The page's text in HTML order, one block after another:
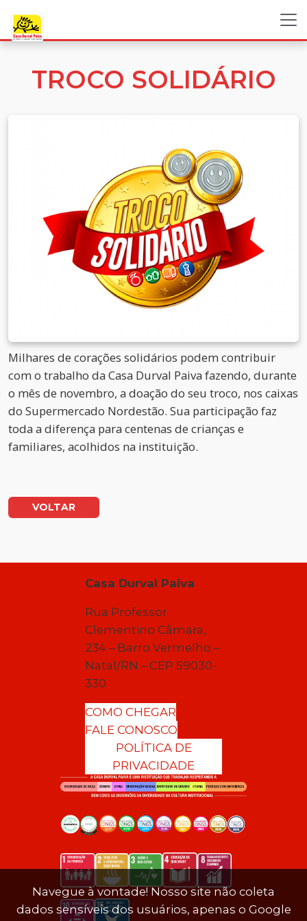
TROCO SOLIDÁRIO
Milhares de corações solidários podem contribuir
com o trabalho da Casa Durval Paiva fazendo, durante
o mês de novembro, a doação do seu troco, nos caixas
do Supermercado Nordestão. Sua participação faz
toda a diferença para centenas de crianças e
familiares, acolhidos na instituição.
VOLTAR
Casa Durval Paiva
Rua Professor
Clementino Câmara,
234 – Barro Vermelho –
Natal/RN – CEP 59030-
330
COMO CHEGAR
FALE CONOSCO
POLÍTICA DE
PRIVACIDADE
Navegue à vontade! Nosso site não coleta
dados sensíveis dos usuários, apenas o Google